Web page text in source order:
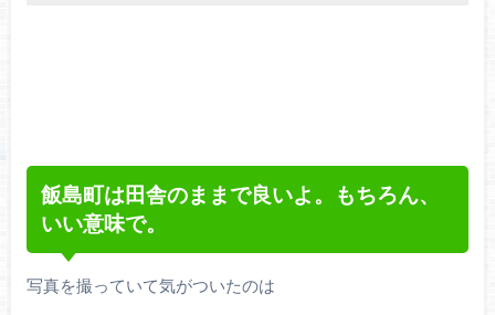
飯島町は田舎のままで良いよ。もちろん、
いい意味で。
写真を撮っていて気がついたのは